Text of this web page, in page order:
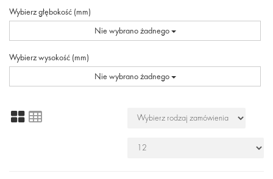
Wybierz głębokość (mm)
Nie wybrano żadnego
Wybierz wysokość (mm)
Nie wybrano żadnego